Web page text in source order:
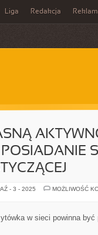
Liga Redakcja
- 3 - 2025
MOŻLIWOŚĆ
w sieci powinna być